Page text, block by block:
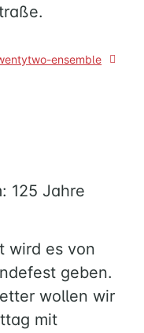
ensemble
125 Jahre
wird es von
geben.
wollen wir
mit